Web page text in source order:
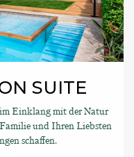
SUITE
Einklang mit der Natur
und Ihren Liebsten
schaffen.